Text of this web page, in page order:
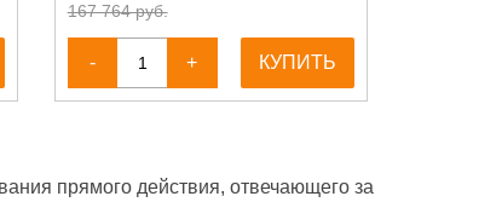
167 764 руб.
- + КУПИТЬ
прямого действия, отвечающего за